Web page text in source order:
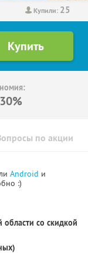
Купили: 25
30%
по акции
Android и
:)
области со скидкой